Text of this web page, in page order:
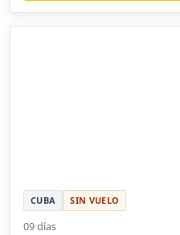
CUBA SIN VUELO
09 días